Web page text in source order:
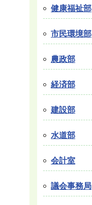
健康福祉部
市民環境部
農政部
経済部
建設部
水道部
会計室
議会事務局